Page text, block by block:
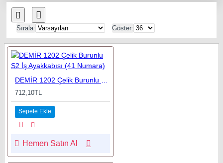
Sırala: Göster:
712,10TL
Sepete Ekle
Hemen Satın Al